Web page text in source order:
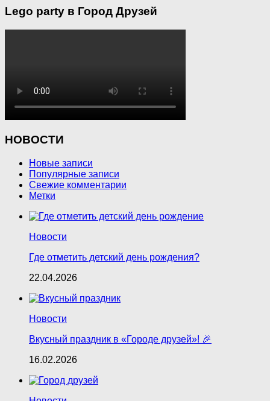
Lego party в Город Друзей
НОВОСТИ
Новые записи
Популярные записи
Свежие комментарии
Метки
Новости
Где отметить детский день рождения?
22.04.2026
Новости
Вкусный праздник в «Городе друзей»! 🎉
16.02.2026